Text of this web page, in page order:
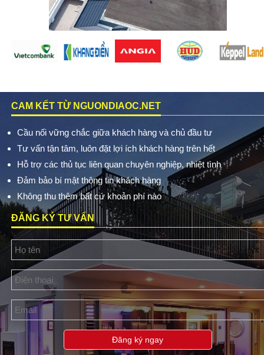
CAM KẾT TỪ NGUONDIAOC.NET
Cầu nối vững chắc giữa khách hàng và chủ đầu tư
Tư vấn tận tâm, luôn đặt lợi ích khách hàng trên hết
Hỗ trợ các thủ tục liên quan chuyên nghiệp, nhiệt tình
Đảm bảo bí mật thông tin khách hàng
Không thu thêm bất cứ khoản phí nào
ĐĂNG KÝ TƯ VẤN
Đăng ký ngay